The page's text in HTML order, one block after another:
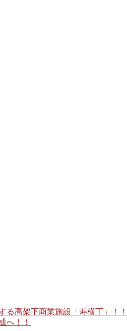
る高架下商業施設「寿横丁」！
へ！！